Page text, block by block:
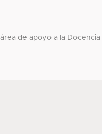
de apoyo a la Docencia